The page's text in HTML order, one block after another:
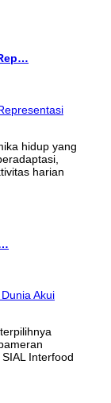
hidup yang
harian
Interfood